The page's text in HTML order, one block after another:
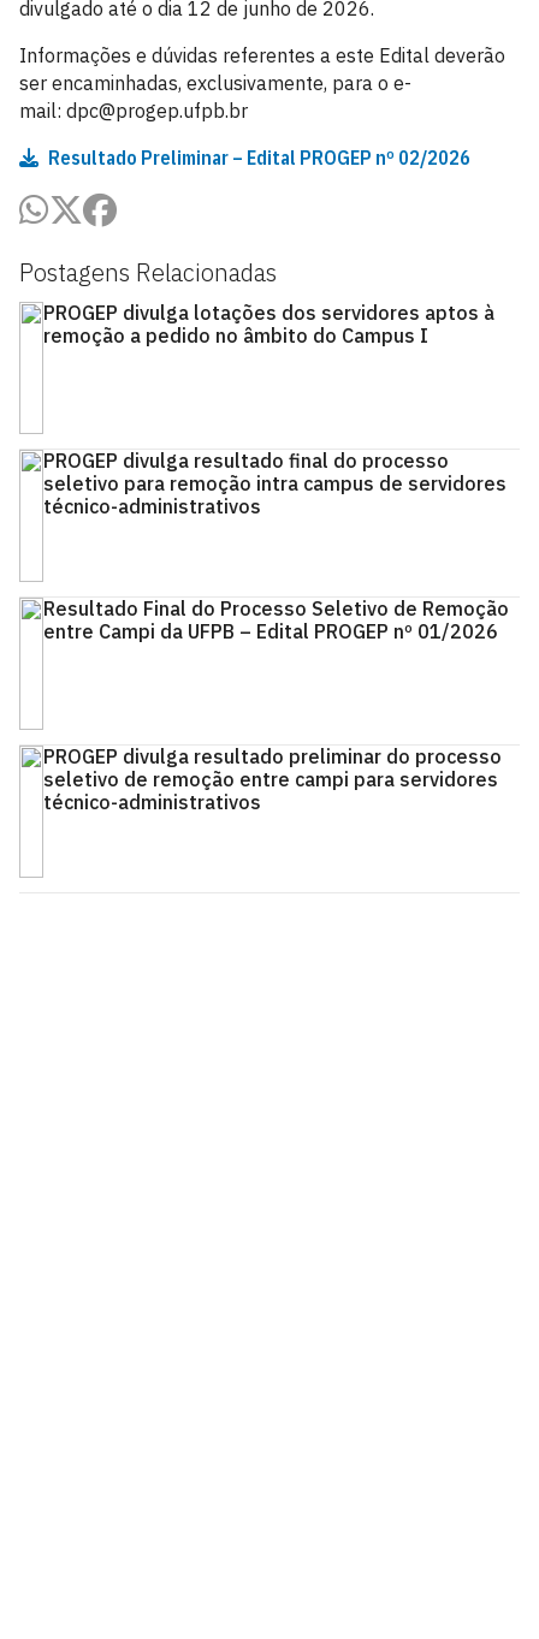
Postagens Relacionadas
PROGEP divulga lotações dos servidores aptos à
remoção a pedido no âmbito do Campus I
PROGEP divulga resultado final do processo
seletivo para remoção intra campus de servidores
técnico-administrativos
Resultado Final do Processo Seletivo de Remoção
entre Campi da UFPB – Edital PROGEP nº 01/2026
PROGEP divulga resultado preliminar do processo
seletivo de remoção entre campi para servidores
técnico-administrativos
divulgado até o dia 12 de junho de 2026.
Informações e dúvidas referentes a este Edital deverão
ser encaminhadas, exclusivamente, para o e-
mail: dpc@progep.ufpb.br
Resultado Preliminar – Edital PROGEP nº 02/2026